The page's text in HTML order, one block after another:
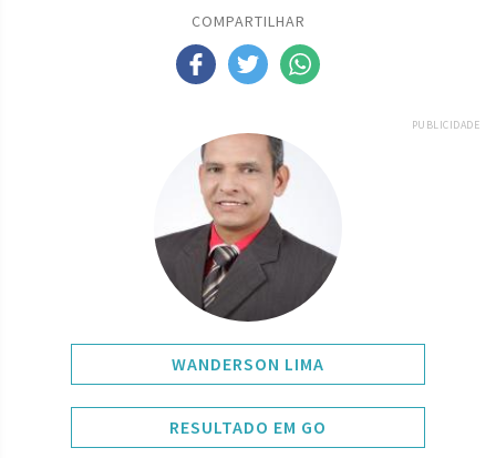
COMPARTILHAR
PUBLICIDADE
WANDERSON LIMA
RESULTADO EM GO